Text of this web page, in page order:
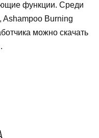
функции. Среди
Burning
можно скачать